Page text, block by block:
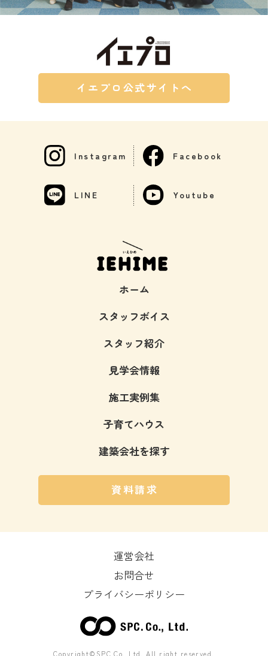
イエプロ公式サイトへ
ホーム
スタッフボイス
スタッフ紹介
見学会情報
施工実例集
子育てハウス
建築会社を探す
資料請求
Instagram Facebook
LINE Youtube
運営会社
お問合せ
プライバシーポリシー
Copyright©SPC Co.,Ltd. All right reserved.